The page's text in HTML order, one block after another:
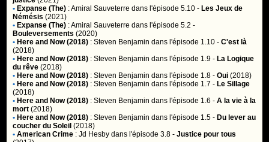
• Expanse (The) :Amiral Sauveterre dans l'épisode 5.10 - Les Jeux de
Némésis (2021)
• Expanse (The) :Amiral Sauveterre dans l'épisode 5.2 -
Bouleversements (2020)
• Here and Now (2018) :Steven Benjamin dans l'épisode 1.10 -C'est là
(2018)
• Here and Now (2018) :Steven Benjamin dans l'épisode 1.9 - La Logique
du rêve (2018)
• Here and Now (2018) :Steven Benjamin dans l'épisode 1.8 -Oui (2018)
• Here and Now (2018) :Steven Benjamin dans l'épisode 1.7 - Le Sillage
(2018)
• Here and Now (2018) :Steven Benjamin dans l'épisode 1.6 -A la vie à la
mort (2018)
• Here and Now (2018) :Steven Benjamin dans l'épisode 1.5 - Du lever au
coucher du Soleil (2018)
• American Crime :Jd Hesby dans l'épisode 3.8 -Justice pour tous